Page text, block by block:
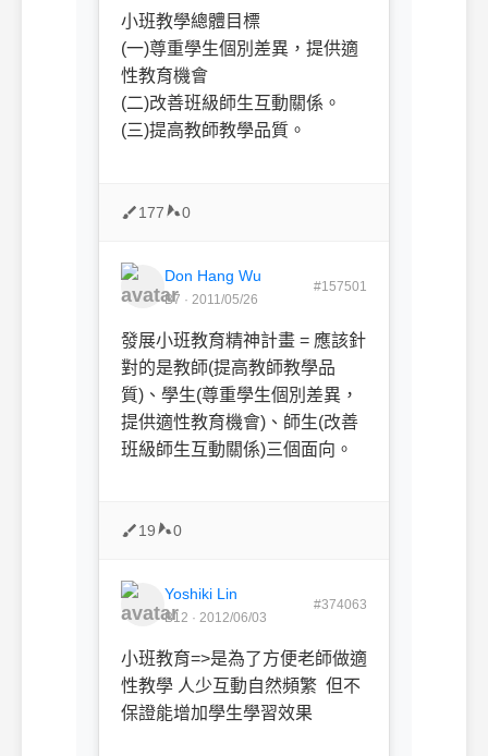
小班教學總體目標
(一)尊重學生個別差異，提供適
性教育機會
(二)改善班級師生互動關係。
(三)提高教師教學品質。
177 0
Don Hang Wu
B7 · 2011/05/26
#157501
發展小班教育精神計畫 = 應該針
對的是教師(提高教師教學品
質)、學生(尊重學生個別差異，
提供適性教育機會)、師生(改善
班級師生互動關係)三個面向。
19 0
Yoshiki Lin
B12 · 2012/06/03
#374063
小班教育=>是為了方便老師做適
性教學 人少互動自然頻繁 但不
保證能增加學生學習效果